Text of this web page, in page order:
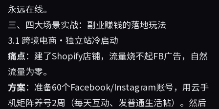
永远在线。
三、四大场景实战：副业赚钱的落地玩法
3.1 跨境电商·独立站冷启动
痛点：建了Shopify店铺，流量烧不起FB广告，自然
流量为零。
方案：准备60个Facebook/Instagram账号，用云手
机矩阵养号2周（每天互动、发普通生活帖）。然后